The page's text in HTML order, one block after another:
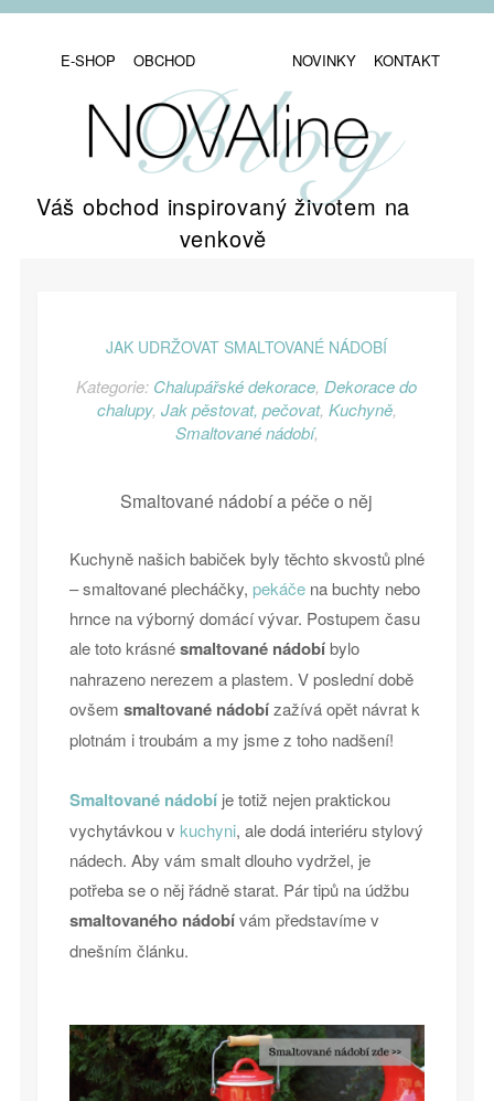
E-SHOP OBCHOD NOVINKY KONTAKT
Váš obchod inspirovaný životem na
venkově
JAK UDRŽOVAT SMALTOVANÉ NÁDOBÍ
Kategorie: Chalupářské dekorace, Dekorace do
chalupy, Jak pěstovat, pečovat, Kuchyně,
Smaltované nádobí,
Smaltované nádobí a péče o něj
Kuchyně našich babiček byly těchto skvostů plné
– smaltované plecháčky, pekáčena buchty nebo
hrnce na výborný domácí vývar. Postupem času
ale toto krásnésmaltované nádobíbylo
nahrazeno nerezem a plastem. V poslední době
ovšem smaltované nádobízažívá opět návrat k
plotnám i troubám a my jsme z toho nadšení!
Smaltované nádobíje totiž nejen praktickou
vychytávkou v kuchyni, ale dodá interiéru stylový
nádech. Aby vám smalt dlouho vydržel, je
potřeba se o něj řádně starat. Pár tipů na údžbu
smaltovaného nádobívám představíme v
dnešním článku.